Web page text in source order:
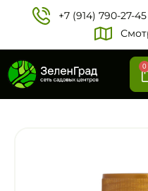
+7 (914) 790-27-45‬
0